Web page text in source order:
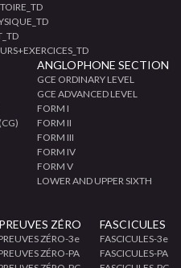
ANGLOPHONE SECTION
GCE ORDINARY LEVEL
GCE ADVANCED LEVEL
FORM I
FORM II
FORM III
FORM IV
FORM V
LOWER AND UPPER SIXTH
ZÉRO
ZÉRO-3e
ZÉRO-PA
FASCICULES
FASCICULES-3e
FASCICULES-PA